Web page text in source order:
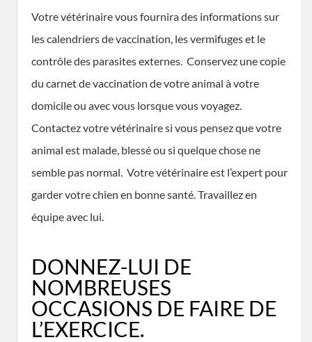
Votre vétérinaire vous fournira des informations sur
les calendriers de vaccination, les vermifuges et le
contrôle des parasites externes. Conservez une copie
du carnet de vaccination de votre animal à votre
domicile ou avec vous lorsque vous voyagez.
Contactez votre vétérinaire si vous pensez que votre
animal est malade, blessé ou si quelque chose ne
semble pas normal. Votre vétérinaire est l’expert pour
garder votre chien en bonne santé. Travaillez en
équipe avec lui.
DONNEZ-LUI DE
NOMBREUSES
OCCASIONS DE FAIRE DE
L’EXERCICE.